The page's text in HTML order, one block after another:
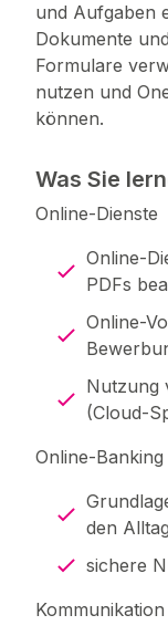
und Aufgaben
Dokumente
Formulare
nutzen und
können.
Was Sie
Online-Dienste
Online-
PDFs
Online-
Nutzung
(Cloud-
Online-Banking
den Alltag
sichere
Kommunikation